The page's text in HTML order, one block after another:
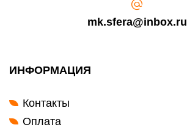
mk.sfera@inbox.ru
ИНФОРМАЦИЯ
Контакты
Оплата